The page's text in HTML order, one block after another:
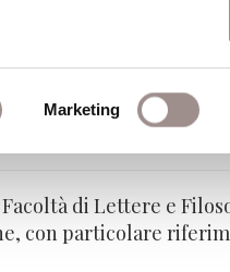
Marketing
di Lettere e
con particolare